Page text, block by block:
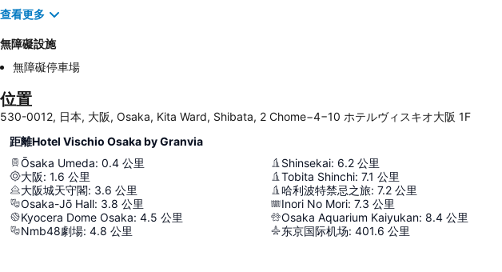
查看更多
無障礙設施
無障礙停車場
位置
530-0012, 日本, 大阪, Osaka, Kita Ward, Shibata, 2 Chome−4−10 ホテルヴィスキオ大阪 1F
距離Hotel Vischio Osaka by Granvia
Ōsaka Umeda: 0.4 公里
大阪: 1.6 公里
大阪城天守閣: 3.6 公里
Osaka-Jō Hall: 3.8 公里
Kyocera Dome Osaka: 4.5 公里
Nmb48劇場: 4.8 公里
Shinsekai: 6.2 公里
Tobita Shinchi: 7.1 公里
哈利波特禁忌之旅: 7.2 公里
Inori No Mori: 7.3 公里
Osaka Aquarium Kaiyukan: 8.4 公里
东京国际机场: 401.6 公里